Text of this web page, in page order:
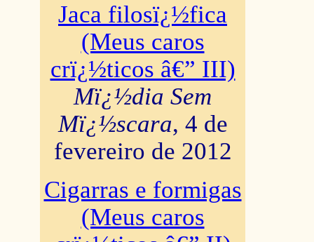
Jaca filosï¿½fica
(Meus caros
crï¿½ticos â€” III)
Mï¿½dia Sem
Mï¿½scara, 4 de
fevereiro de 2012
Cigarras e formigas
(Meus caros